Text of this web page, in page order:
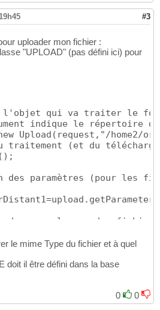
#3
uploader mon fichier :
"UPLOAD" (pas défini ici) pour
l'objet qui va traiter le
indique le répertoire
Upload(request,"/home2/
traitement (et du
des paramètres (pour les
des noms locaux des
=
= "/home2/oracle/
= sValeurNomFichier;
l'identifiant du nouvel
le mime Type du fichier et à quel
doit il être défini dans la base
0
0